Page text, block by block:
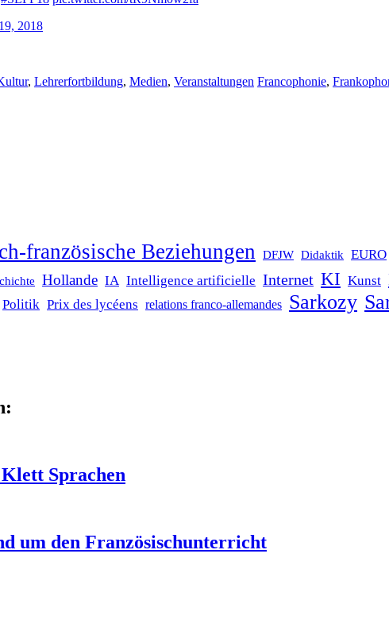
2018
, Lehrerfortbildung, Medien, Veranstaltungen Francophonie,
französische Beziehungen DFJW Didaktik EURO
Hollande IA Intelligence artificielle Internet KI Kunst
Politik Prix des lycéens relations franco-allemandes Sarkozy
Sprachen
um den Französischunterricht